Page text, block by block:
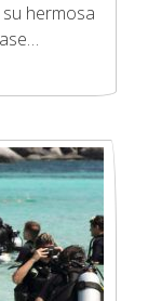
hermosa